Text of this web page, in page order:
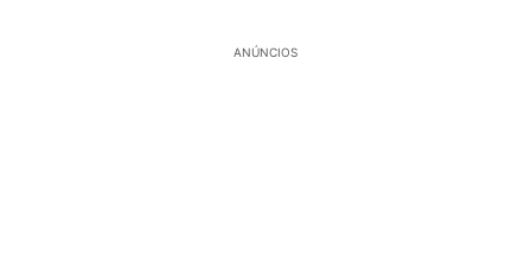
ANÚNCIOS